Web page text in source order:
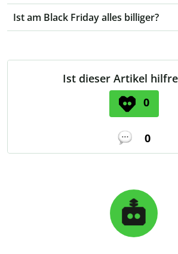
Ist am Black Friday alles billiger?
Ist dieser Artikel
0
0